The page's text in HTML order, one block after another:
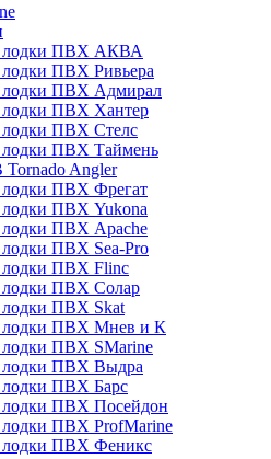
лодки ПВХ АКВА
ПВХ Ривьера
лодки ПВХ Адмирал
ПВХ Хантер
ПВХ Стелс
ПВХ Таймень
Angler
ПВХ Фрегат
ПВХ Yukona
ПВХ Apache
ПВХ Sea-Pro
ПВХ Flinc
ПВХ Солар
ПВХ Skat
лодки ПВХ Мнев и К
ПВХ SMarine
лодки ПВХ Выдра
ПВХ Барс
ПВХ Посейдон
ПВХ ProfMarine
лодки ПВХ Феникс